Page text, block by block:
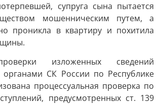
супруга сына пытается
мошенническим путем, а
проникла в квартиру и похитила
изложенных сведений
органами СК России по Республике
процессуальная проверка по
предусмотренных ст. 139